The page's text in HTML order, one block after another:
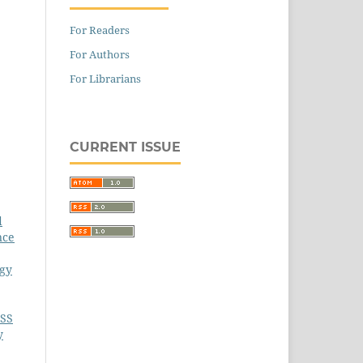
For Readers
For Authors
For Librarians
CURRENT ISSUE